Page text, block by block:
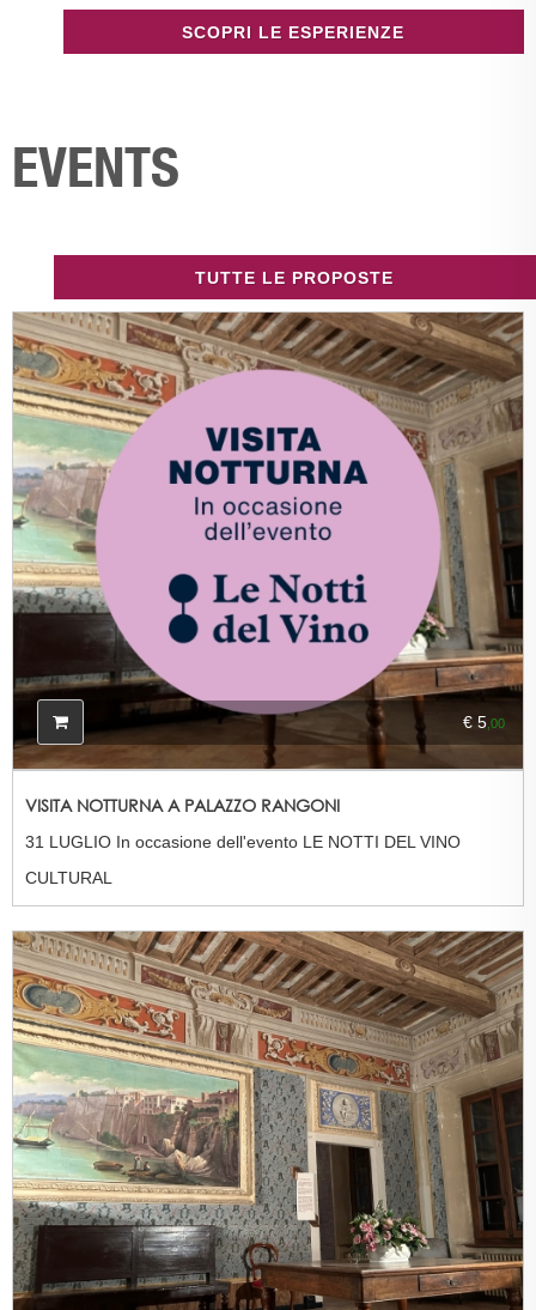
SCOPRI LE ESPERIENZE
EVENTS
TUTTE LE PROPOSTE
€ 5 ,00
VISITA NOTTURNA A PALAZZO RANGONI
31 LUGLIO In occasione dell'evento LE NOTTI DEL VINO
CULTURAL